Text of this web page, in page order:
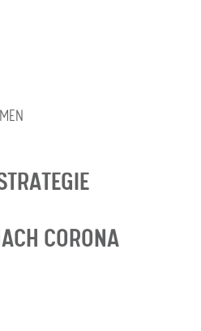
CORONA